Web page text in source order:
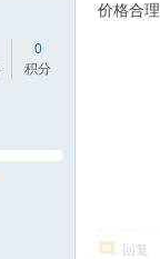
0
积分
价格合理
回复